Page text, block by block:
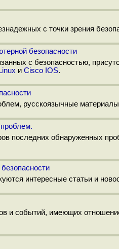
с точки зрения
безопасности
с безопасностью,
Linux и Cisco IOS.
русскоязычные
последних обнаруженных
интересные статьи и
и событий, имеющих